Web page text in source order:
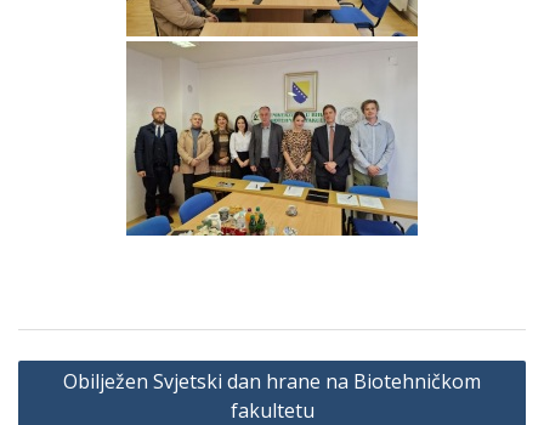
Navigacija
članaka
Obilježen Svjetski dan hrane na Biotehničkom
fakultetu